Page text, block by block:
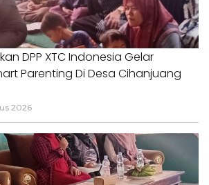
DPP XTC Indonesia Gelar
Parenting Di Desa Cihanjuang
2026